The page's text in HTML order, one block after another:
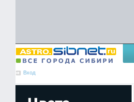
Вход